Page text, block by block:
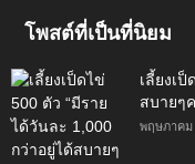
โพสต์ที่เป็นที่นิยม
เลี้ยงเ
สบายๆ
พฤษภาคม